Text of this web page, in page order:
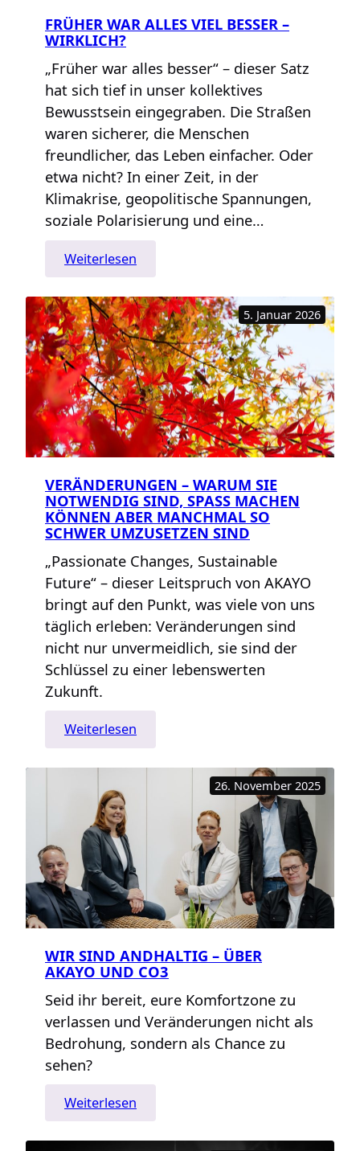
FRÜHER WAR ALLES VIEL BESSER –
WIRKLICH?
„Früher war alles besser“ – dieser Satz
hat sich tief in unser kollektives
Bewusstsein eingegraben. Die Straßen
waren sicherer, die Menschen
freundlicher, das Leben einfacher. Oder
etwa nicht? In einer Zeit, in der
Klimakrise, geopolitische Spannungen,
soziale Polarisierung und eine…
Weiterlesen
Früher
war
alles
viel
besser
–
wirklich?
5. Januar 2026
VERÄNDERUNGEN – WARUM SIE
NOTWENDIG SIND, SPASS MACHEN K
ÖNNEN ABER MANCHMAL SO S
CHWER UMZUSETZEN SIND
„Passionate Changes, Sustainable
Future“ – dieser Leitspruch von AKAYO
bringt auf den Punkt, was viele von uns
täglich erleben: Veränderungen sind
nicht nur unvermeidlich, sie sind der
Schlüssel zu einer lebenswerten
Zukunft.
Weiterlesen
Veränderungen
–
notwendig
machen
können
aber
so
schwer
umzusetzen
sind
26. November 2025
WIR SIND ANDHALTIG – ÜBER
AKAYO UND CO3
Seid ihr bereit, eure Komfortzone zu
verlassen und Veränderungen nicht als
Bedrohung, sondern als Chance zu
sehen?
Weiterlesen
Wir
sind